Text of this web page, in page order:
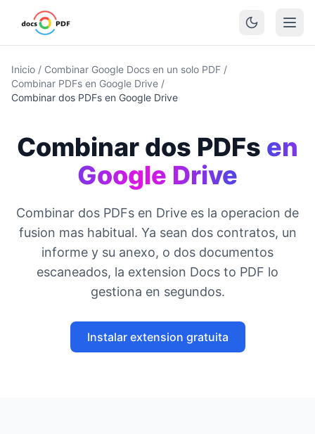
Inicio / Combinar Google Docs en un solo PDF /
Combinar PDFs en Google Drive /
Combinar dos PDFs en Google Drive
Combinar dos PDFs en
Google Drive
Combinar dos PDFs en Drive es la operacion de
fusion mas habitual. Ya sean dos contratos, un
informe y su anexo, o dos documentos
escaneados, la extension Docs to PDF lo
gestiona en segundos.
Instalar extension gratuita